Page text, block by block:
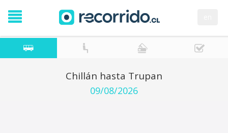
Chillán hasta Trupan
09/08/2026